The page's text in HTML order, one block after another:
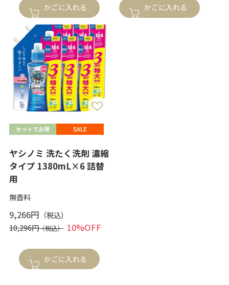
かごに入れる かごに入れる
ヤシノミ 洗たく洗剤 濃縮
タイプ 1380mL×6 詰替
用
無香料
9,266円
10,296円 10%OFF
かごに入れる